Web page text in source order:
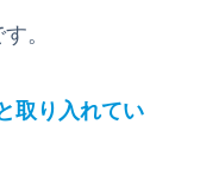
。
取り入れてい